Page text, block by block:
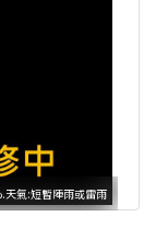
氣:短暫陣雨或雷雨